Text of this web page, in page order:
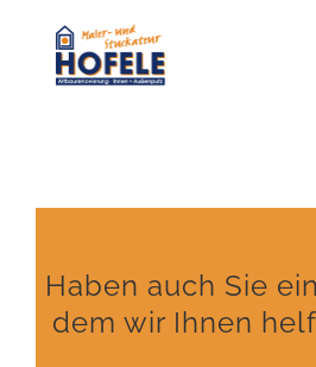
Haben auch Sie
dem wir Ihnen